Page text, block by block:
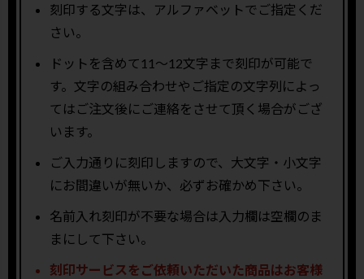
刻印する文字は、アルファベットでご指定くだ
さい。
ドットを含めて11〜12文字まで刻印が可能で
す。文字の組み合わせやご指定の文字列によっ
てはご注文後にご連絡をさせて頂く場合がござ
います。
ご入力通りに刻印しますので、大文字・小文字
にお間違いが無いか、必ずお確かめ下さい。
名前入れ刻印が不要な場合は入力欄は空欄のま
まにして下さい。
刻印サービスをご依頼いただいた商品はお客様